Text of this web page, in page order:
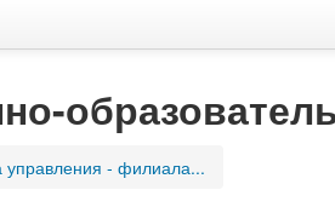
управления - филиала...